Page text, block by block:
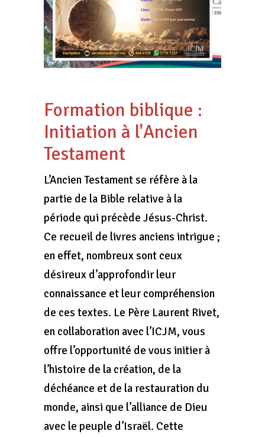
Formation biblique :
Initiation à l'Ancien
Testament
L’Ancien Testament se réfère à la
partie de la Bible relative à la
période qui précède Jésus-Christ.
Ce recueil de livres anciens intrigue ;
en effet, nombreux sont ceux
désireux d’approfondir leur
connaissance et leur compréhension
de ces textes. Le Père Laurent Rivet,
en collaboration avec l’ICJM, vous
offre l’opportunité de vous initier à
l’histoire de la création, de la
déchéance et de la restauration du
monde, ainsi que l’alliance de Dieu
avec le peuple d’Israël. Cette